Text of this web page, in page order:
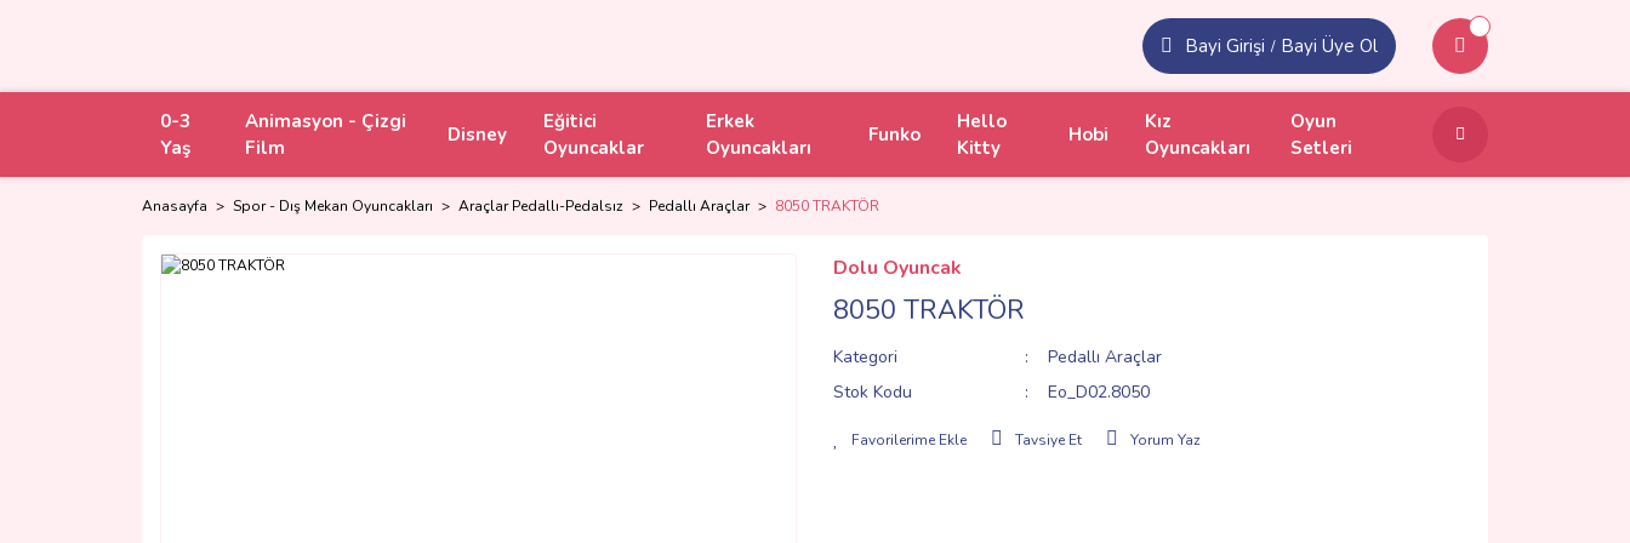
Bayi Girişi / Bayi Üye Ol
0-3
Yaş
Animasyon - Çizgi
Film
Disney
Eğitici
Oyuncaklar
Erkek
Oyuncakları
Funko
Hello
Kitty
Hobi
Kız
Oyuncakları
Oyun
Setleri
Anasayfa Spor - Dış Mekan Oyuncakları Araçlar Pedallı-Pedalsız Pedallı Araçlar 8050 TRAKTÖR
Dolu Oyuncak
8050 TRAKTÖR
Kategori
Pedallı Araçlar
Stok Kodu
Eo_D02.8050
Tavsiye Et Yorum Yaz